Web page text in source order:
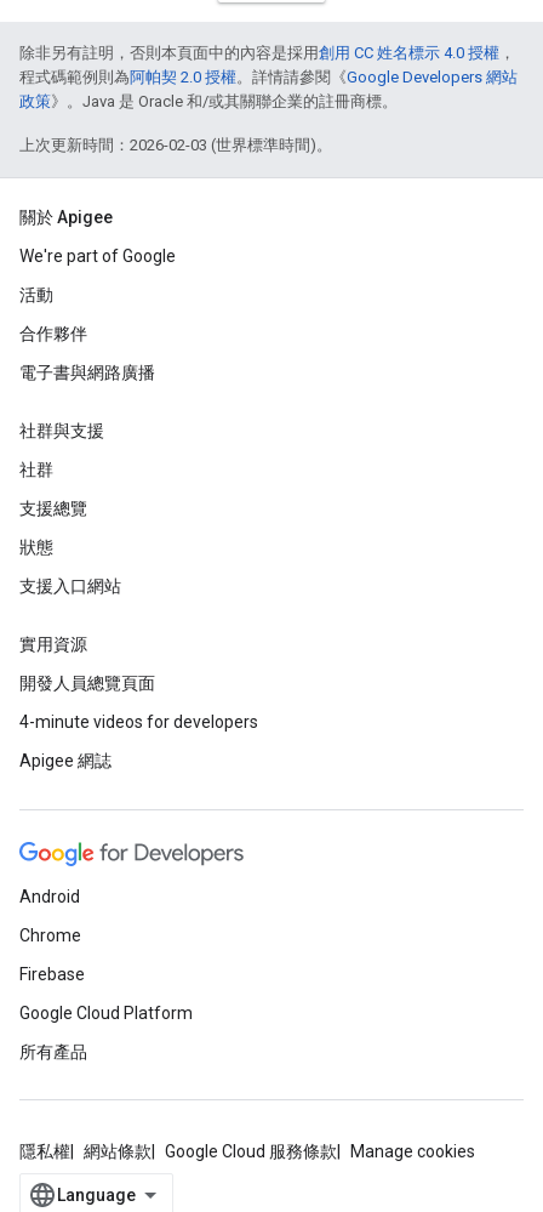
除非另有註明，否則本頁面中的內容是採用創用 CC 姓名標示 4.0 授權 ，
程式碼範例則為阿帕契 2.0 授權。詳情請參閱《Google Developers 網站
政策》。Java 是 Oracle 和/或其關聯企業的註冊商標。
上次更新時間：2026-02-03 (世界標準時間)。
關於 Apigee
We're part of Google
活動
合作夥伴
電子書與網路廣播
社群與支援
社群
支援總覽
狀態
支援入口網站
實用資源
開發人員總覽頁面
4-minute videos for developers
Apigee 網誌
Android
Chrome
Firebase
Google Cloud Platform
所有產品
隱私權 網站條款 Google Cloud 服務條款 Manage cookies